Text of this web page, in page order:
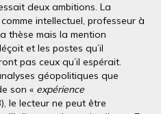
deux ambitions. La
intellectuel, professeur à
thèse mais la mention
et les postes qu’il
pas ceux qu’il espérait.
géopolitiques que
son « expérience
le lecteur ne peut être